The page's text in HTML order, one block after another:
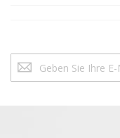
Sie
sich